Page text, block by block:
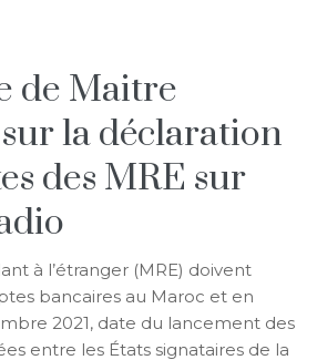
de Maitre
la déclaration
des MRE sur
à l’étranger (MRE) doivent
bancaires au Maroc et en
2021, date du lancement des
entre les États signataires de la